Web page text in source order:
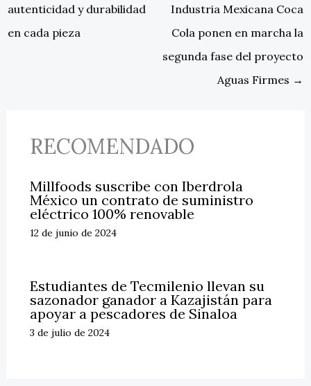
autenticidad y durabilidad
en cada pieza
Industria Mexicana Coca
Cola ponen en marcha la
segunda fase del proyecto
Aguas Firmes →
RECOMENDADO
Millfoods suscribe con Iberdrola
México un contrato de suministro
eléctrico 100% renovable
12 de junio de 2024
Estudiantes de Tecmilenio llevan su
sazonador ganador a Kazajistán para
apoyar a pescadores de Sinaloa
3 de julio de 2024